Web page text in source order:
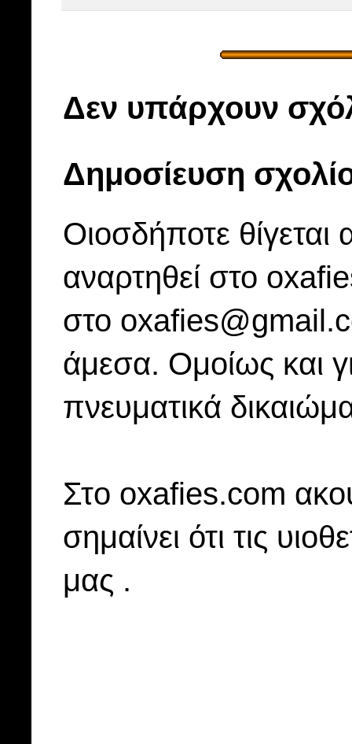
Δεν υπάρχουν
Δημοσίευση
Οιοσδήποτε
αναρτηθεί στο
στο
άμεσα. Ομοίως και
πνευματικά
Στo oxafies.com
σημαίνει ότι τις
μας .